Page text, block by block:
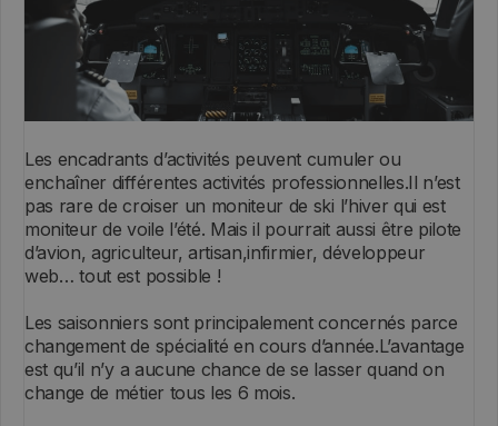
Les encadrants d’activités peuvent cumuler ou
enchaîner différentes activités professionnelles.Il n’est
pas rare de croiser un moniteur de ski l’hiver qui est
moniteur de voile l’été. Mais il pourrait aussi être pilote
d’avion, agriculteur, artisan,infirmier, développeur
web… tout est possible !
Les saisonniers sont principalement concernés parce
changement de spécialité en cours d’année.L’avantage
est qu’il n’y a aucune chance de se lasser quand on
change de métier tous les 6 mois.